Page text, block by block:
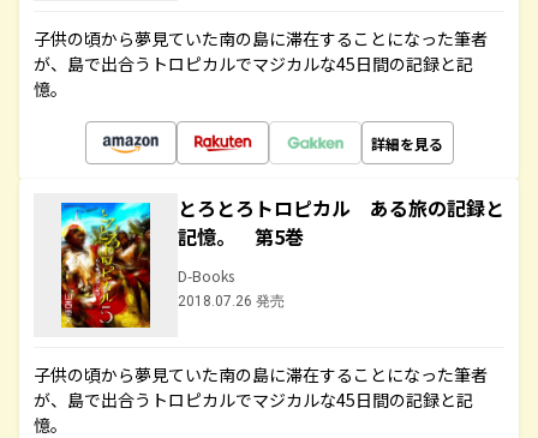
子供の頃から夢見ていた南の島に滞在することになった筆者
が、島で出合うトロピカルでマジカルな45日間の記録と記
憶。
詳細を見る
とろとろトロピカル ある旅の記録と
記憶。 第5巻
D-Books
2018.07.26 発売
子供の頃から夢見ていた南の島に滞在することになった筆者
が、島で出合うトロピカルでマジカルな45日間の記録と記
憶。